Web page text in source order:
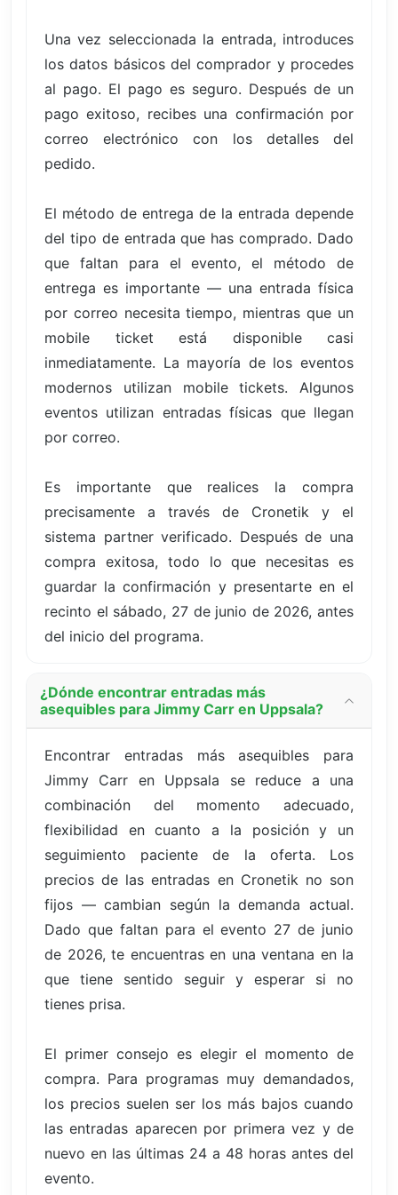
Una vez seleccionada la entrada, introduces
los datos básicos del comprador y procedes
al pago. El pago es seguro. Después de un
pago exitoso, recibes una confirmación por
correo electrónico con los detalles del
pedido.
El método de entrega de la entrada depende
del tipo de entrada que has comprado. Dado
que faltan para el evento, el método de
entrega es importante — una entrada física
por correo necesita tiempo, mientras que un
mobile ticket está disponible casi
inmediatamente. La mayoría de los eventos
modernos utilizan mobile tickets. Algunos
eventos utilizan entradas físicas que llegan
por correo.
Es importante que realices la compra
precisamente a través de Cronetik y el
sistema partner verificado. Después de una
compra exitosa, todo lo que necesitas es
guardar la confirmación y presentarte en el
recinto el sábado, 27 de junio de 2026, antes
del inicio del programa.
¿Dónde encontrar entradas más
asequibles para Jimmy Carr en Uppsala?
Encontrar entradas más asequibles para
Jimmy Carr en Uppsala se reduce a una
combinación del momento adecuado,
flexibilidad en cuanto a la posición y un
seguimiento paciente de la oferta. Los
precios de las entradas en Cronetik no son
fijos — cambian según la demanda actual.
Dado que faltan para el evento 27 de junio
de 2026, te encuentras en una ventana en la
que tiene sentido seguir y esperar si no
tienes prisa.
El primer consejo es elegir el momento de
compra. Para programas muy demandados,
los precios suelen ser los más bajos cuando
las entradas aparecen por primera vez y de
nuevo en las últimas 24 a 48 horas antes del
evento.